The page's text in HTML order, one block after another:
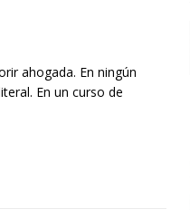
ahogada. En ningún
En un curso de